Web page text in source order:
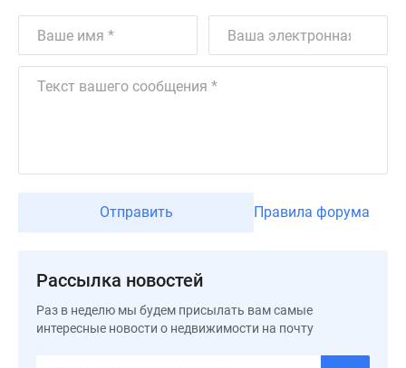
Машино-
места
скидками
Видео
Отправить Правила форума
Рассылка новостей
Раз в неделю мы будем присылать вам самые
интересные новости о недвижимости на почту